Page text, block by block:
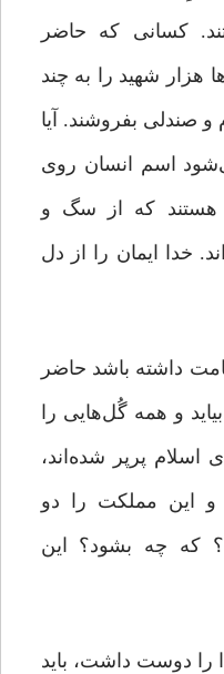
کسانى که حاضر
شهید را به چند
و صندلى بفروشند. آیا
اسم انسان روى
هستند که از سگ و
خدا ایمان را از دل
داشته باشد حاضر
و همه گُل‌هایی را
اسلام پرپر شده‌‌اند،
و این مملکت را دو
که چه بشود؟ این
را دوست داشت، باید